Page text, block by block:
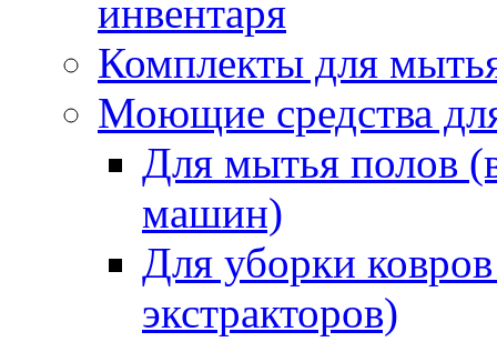
инвентаря
Комплекты для
Моющие средства
Для мытья полов
машин)
Для уборки
экстракторов)